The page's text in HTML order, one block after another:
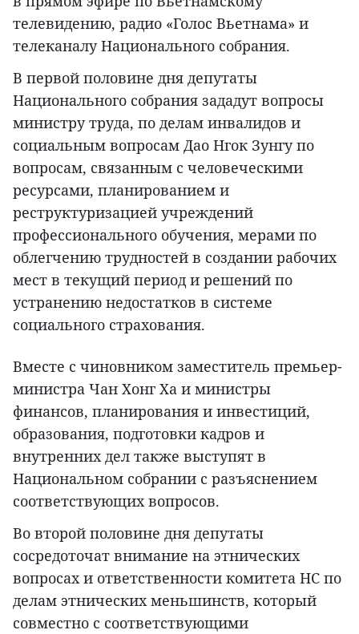
телевидению, радио «Голос Вьетнама» и
телеканалу Национального собрания.
В первой половине дня депутаты
Национального собрания зададут вопросы
министру труда, по делам инвалидов и
социальным вопросам Дао Нгок Зунгу по
вопросам, связанным с человеческими
ресурсами, планированием и
реструктуризацией учреждений
профессионального обучения, мерами по
облегчению трудностей в создании рабочих
мест в текущий период и решений по
устранению недостатков в системе
социального страхования.
Вместе с чиновником заместитель премьер-
министра Чан Хонг Ха и министры
финансов, планирования и инвестиций,
образования, подготовки кадров и
внутренних дел также выступят в
Национальном собрании с разъяснением
соответствующих вопросов.
Во второй половине дня депутаты
сосредоточат внимание на этнических
вопросах и ответственности комитета НС по
делам этнических меньшинств, который
совместно с соответствующими